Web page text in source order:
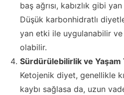
baş ağrısı, kabızlık gibi
Düşük karbonhidratlı
yan etki ile uygulanabilir
olabilir.
Sürdürülebilirlik ve Yaşam
Ketojenik diyet, genellikle
kaybı sağlasa da, uzun